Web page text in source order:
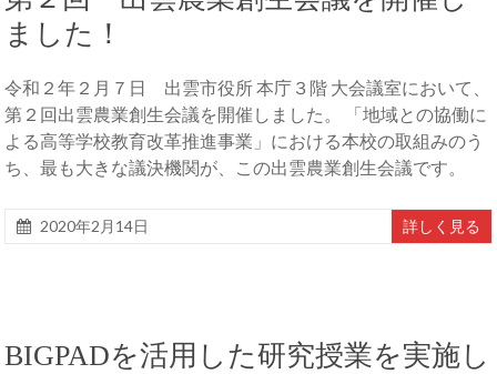
ました！
令和２年２月７日 出雲市役所 本庁３階 大会議室において、
第２回出雲農業創生会議を開催しました。 「地域との協働に
よる高等学校教育改革推進事業」における本校の取組みのう
ち、最も大きな議決機関が、この出雲農業創生会議です。
2020年2月14日 詳しく見る
BIGPADを活用した研究授業を実施し